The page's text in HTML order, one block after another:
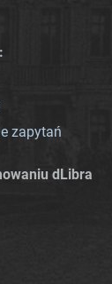
zapytań
dLibra